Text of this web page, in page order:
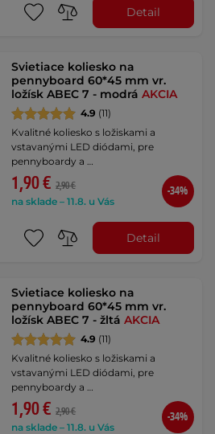
Detail
Svietiace koliesko na
pennyboard 60*45 mm vr.
ložísk ABEC 7 - modráAKCIA
4.9 (11)
Kvalitné koliesko s ložiskami a
vstavanými LED diódami, pre
pennyboardy a …
1,90 € 2,90 €
na sklade – 11.8. u Vás
-34%
Detail
Svietiace koliesko na
pennyboard 60*45 mm vr.
ložísk ABEC 7 - žltáAKCIA
4.9 (11)
Kvalitné koliesko s ložiskami a
vstavanými LED diódami, pre
pennyboardy a …
1,90 € 2,90 €
na sklade – 11.8. u Vás
-34%